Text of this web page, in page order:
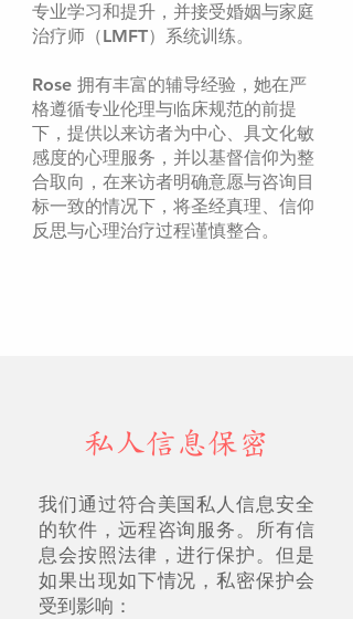
专业学习和提升，并接受婚姻与家庭
治疗师（LMFT）系统训练。
Rose 拥有丰富的辅导经验，她在严
格遵循专业伦理与临床规范的前提
下，提供以来访者为中心、具文化敏
感度的心理服务，并以基督信仰为整
合取向，在来访者明确意愿与咨询目
标一致的情况下，将圣经真理、信仰
反思与心理治疗过程谨慎整合。
私人信息保密
我们通过符合美国私人信息安全
的软件，远程咨询服务。所有信
息会按照法律，进行保护。但是
如果出现如下情况，私密保护会
受到影响：